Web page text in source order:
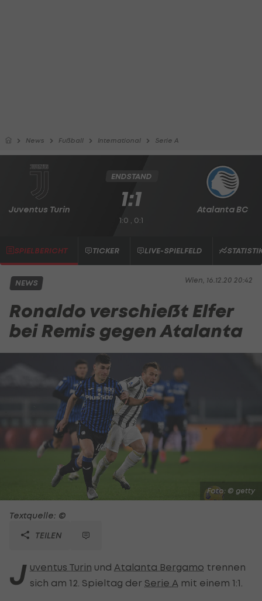
News Fußball International Serie A
Juventus Turin Atalanta BC
ENDSTAND
1:1
1:0 , 0:1
SPIELBERICHT TICKER LIVE-SPIELFELD
Wien, 16.12.20 20:42
NEWS
Ronaldo verschießt Elfer
bei Remis gegen Atalanta
Foto: © getty
Textquelle: ©
TEILEN
J uventus Turin und Atalanta Bergamo trennen
sich am 12. Spieltag der Serie A mit einem 1:1.